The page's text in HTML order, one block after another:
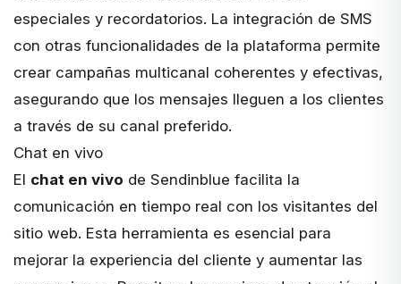
especiales y recordatorios. La integración de SMS
con otras funcionalidades de la plataforma permite
crear campañas multicanal coherentes y efectivas,
asegurando que los mensajes lleguen a los clientes
a través de su canal preferido.
Chat en vivo
El chat en vivo de Sendinblue facilita la
comunicación en tiempo real con los visitantes del
sitio web. Esta herramienta es esencial para
mejorar la experiencia del cliente y aumentar las